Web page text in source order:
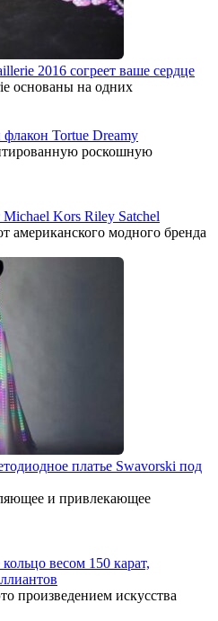
2016 согреет ваше сердце
основаны на одних
Tortue Dreamy
роскошную
Kors Riley Satchel
американского модного бренда
платье Swavorski под
и привлекающее
весом 150 карат,
произведением искусства